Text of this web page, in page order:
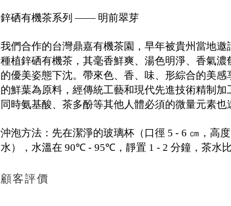
鋅硒有機茶系列 —— 明前翠芽
我們合作的台灣鼎嘉有機茶園，早年被貴州當地
種植鋅硒有機茶，其毫香鮮爽、湯色明淨、香氣
的優美姿態下沈。帶來色、香、味、形綜合的美
的鮮葉為原料，經傳統工藝和現代先進技術精制
同時氨基酸、茶多酚等其他人體必須的微量元素
沖泡方法：先在潔淨的玻璃杯（口徑 5 - 6 ㎝，高度
水），水溫在 90℃ - 95℃ ，靜置 1 - 2 分鐘，茶水
顧客評價